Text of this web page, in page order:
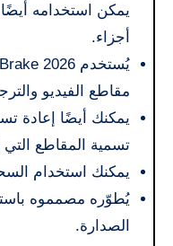
يمكن استخدامه
أجزاء.
مقاطع الفيديو
يمكنك أيضًا إعادة
تسمية المقاطع
يمكنك استخدام
يُطوّره مصمموه
الصدارة.